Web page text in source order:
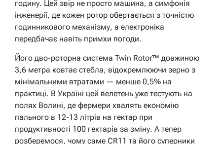
годину. Цей звір не просто машина, а симфонія
інженерії, де кожен ротор обертається з точністю
годинникового механізму, а електроніка
передбачає навіть примхи погоди.
Його дво-роторна система Twin Rotor™ довжиною
3,6 метра ковтає стебла, відокремлюючи зерно з
мінімальними втратами — менше 0,5% на
практиці. В Україні цей велетень уже тестують на
полях Волині, де фермери хвалять економію
пального в 12-13 літрів на гектар при
продуктивності 100 гектарів за зміну. А тепер
розберемося, чому саме CR11 та його суперники